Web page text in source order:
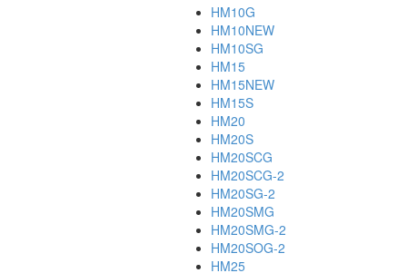
HM10G
HM10NEW
HM10SG
HM15
HM15NEW
HM15S
HM20
HM20S
HM20SCG
HM20SCG-2
HM20SG-2
HM20SMG
HM20SMG-2
HM20SOG-2
HM25